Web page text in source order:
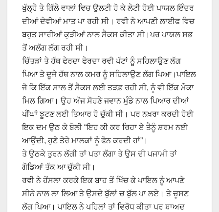
ਖੁੱਲ੍ਹੇ ਤੇ ਗਿੱਲੇ ਵਾਲਾਂ ਵਿਚ ਉਲਟੀ ਹੋ ਕੇ ਲੇਟੀ ਹੋਈ ਪਾਯਲ ਇੰਦਰ
ਦੀਆਂ ਦੇਵੀਆਂ ਮਾਤ ਪਾ ਰਹੀ ਸੀ। ਰਵੀ ਨੇ ਆਪਣੀ ਲਾਈਫ ਵਿਚ
ਬਹੁਤ ਸਾਰੀਆਂ ਕੁੜੀਆਂ ਨਾਲ ਸੈਕਸ ਕੀਤਾ ਸੀ।ਪਰ ਪਾਯਲ ਸਭ
ਤੋਂ ਅਲੱਗ ਲੱਗ ਰਹੀ ਸੀ।
ਚਿੱਤੜਾਂ ਤੇ ਹੱਥ ਫੇਰਦਾ ਫੇਰਦਾ ਰਵੀ ਪੱਟਾਂ ਨੂੰ ਸਹਿਲਾਉਣ ਲੱਗ
ਪਿਆ ਤੇ ਦੂਜੇ ਹੱਥ ਨਾਲ ਕਮਰ ਨੂੰ ਸਹਿਲਾਉਣ ਲੱਗ ਪਿਆ।ਪਾਇਲ
ਜੋ ਕਿ ਇੱਕ ਸਾਲ ਤੋਂ ਸੈਕਸ ਲਈ ਤੜਫ਼ ਰਹੀ ਸੀ, ਨੂੰ ਵੀ ਇੱਕ ਮੌਕਾ
ਮਿਲ ਗਿਆ। ਉਹ ਅੱਜ ਸੋਹਣੇ ਜਵਾਨ ਮੁੰਡੇ ਨਾਲ ਪਿਆਰ ਦੀਆਂ
ਪੀਂਘਾਂ ਝੂਟਣ ਲਈ ਤਿਆਰ ਹੋ ਚੁੱਕੀ ਸੀ। ਪਰ ਨਖ਼ਰਾ ਕਰਦੀ ਹੋਈ
ਇਕ ਦਮ ਉਠ ਕੇ ਬੋਲੀ “ਇਹ ਕੀ ਕਰ ਰਿਹਾ ਏ ਤੈਨੂੰ ਸ਼ਰਮ ਨਈ
ਆਉਂਦੀ, ਹੁਣੇ ਤੇਰੇ ਮਾਲਕਾਂ ਨੂੰ ਫੋਨ ਕਰਦੀ ਹਾਂ”।
ਤੇ ਉਠਕੇ ਤੁਰਨ ਲੱਗੀ ਤਾਂ ਪਤਾ ਲੱਗਾ ਤੇ ਉਸ ਦੀ ਪਜਾਮੀ ਤਾਂ
ਗੋਡਿਆਂ ਤੱਕ ਆ ਚੁੱਕੀ ਸੀ।
ਰਵੀ ਨੇ ਹੋਂਸਲਾ ਕਰਕੇ ਇਕ ਬਾਹ ਤੋਂ ਖਿੱਚ ਕੇ ਪਾਇਲ ਨੂੰ ਆਪਣੇ
ਸੀਨੇ ਨਾਲ ਲਾ ਲਿਆ ਤੇ ਉਸਦੇ ਬੁੱਲਾਂ ਚ ਬੁੱਲ ਪਾ ਲਏ। ਤੇ ਚੂਸਣ
ਲੱਗ ਪਿਆ। ਪਾਇਲ ਨੇ ਪਹਿਲਾਂ ਤਾਂ ਵਿਰੋਧ ਕੀਤਾ ਪਰ ਬਾਅਦ